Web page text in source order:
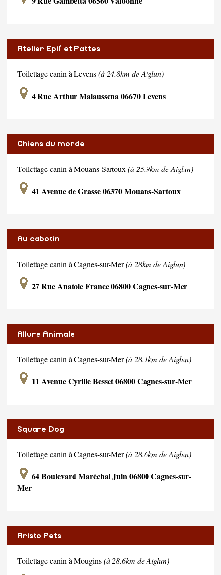
Atelier Epil' et Pattes
Toilettage canin à Levens(à 24.8km de Aiglun)
4 Rue Arthur Malaussena 06670 Levens
Chiens du monde
Toilettage canin à Mouans-Sartoux (à 25.9km de Aiglun)
41 Avenue de Grasse 06370 Mouans-Sartoux
Au cabotin
Toilettage canin à Cagnes-sur-Mer(à 28km de Aiglun)
27 Rue Anatole France 06800 Cagnes-sur-Mer
Allure Animale
Toilettage canin à Cagnes-sur-Mer(à 28.1km de Aiglun)
11 Avenue Cyrille Besset 06800 Cagnes-sur-Mer
Square Dog
Toilettage canin à Cagnes-sur-Mer(à 28.6km de Aiglun)
64 Boulevard Maréchal Juin 06800 Cagnes-sur-
Mer
Aristo Pets
Toilettage canin à Mougins(à 28.6km de Aiglun)